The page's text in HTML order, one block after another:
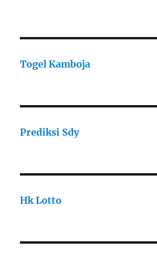
Togel Kamboja
Prediksi Sdy
Hk Lotto